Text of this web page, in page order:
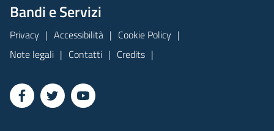
Bandi e Servizi
Privacy Accessibilità
Cookie Policy
Note legali
Contatti Credits